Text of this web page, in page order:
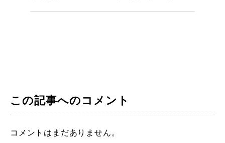
この記事へのコメント
コメントはまだありません。